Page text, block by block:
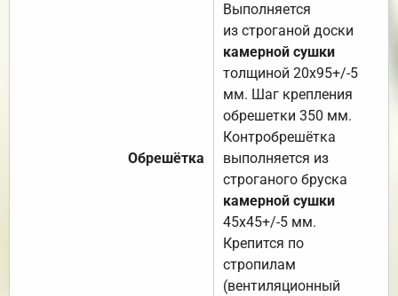
Обрешётка
Выполняется
из строганой доски
камерной сушки
толщиной 20х95+/-5
мм. Шаг крепления
обрешетки 350 мм.
Контробрешётка
выполняется из
строганого бруска
камерной сушки
45х45+/-5 мм.
Крепится по
стропилам
(вентиляционный